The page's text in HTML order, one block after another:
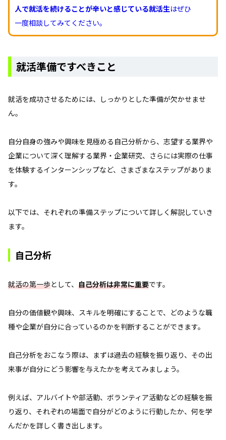
人で就活を続けることが辛いと感じている就活生はぜひ
一度相談してみてください。
就活準備ですべきこと
就活を成功させるためには、しっかりとした準備が欠かせませ
ん。
自分自身の強みや興味を見極める自己分析から、志望する業界や
企業について深く理解する業界・企業研究、さらには実際の仕事
を体験するインターンシップなど、さまざまなステップがありま
す。
以下では、それぞれの準備ステップについて詳しく解説していき
ます。
自己分析
就活の第一歩として、 自己分析は非常に重要です。
自分の価値観や興味、スキルを明確にすることで、どのような職
種や企業が自分に合っているのかを判断することができます。
自己分析をおこなう際は、まずは過去の経験を振り返り、その出
来事が自分にどう影響を与えたかを考えてみましょう。
例えば、アルバイトや部活動、ボランティア活動などの経験を振
り返り、それぞれの場面で自分がどのように行動したか、何を学
んだかを詳しく書き出します。